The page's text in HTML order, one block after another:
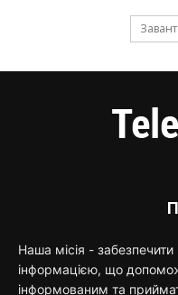
Наша місія -
інформацією, що
інформованим та